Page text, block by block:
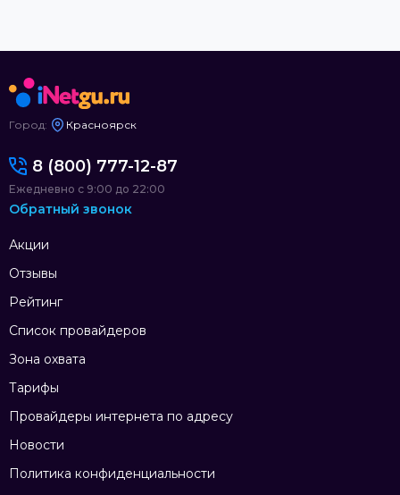
Город: Красноярск
Акции
Отзывы
Рейтинг
Список провайдеров
Зона охвата
Тарифы
Провайдеры интернета по адресу
Новости
Политика конфиденциальности
8 (800) 777-12-87
Ежедневно с 9:00 до 22:00
Обратный звонок